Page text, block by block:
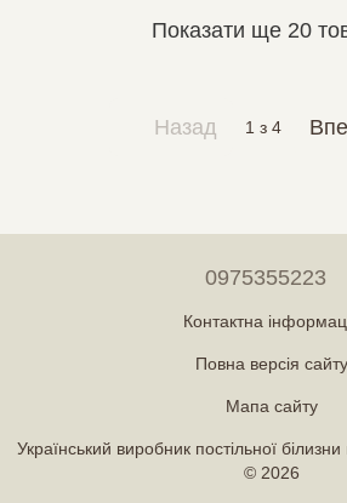
Показати ще 20
Назад 1 з 4
0975355223
Контактна
Повна версія сайту
Мапа сайту
Український виробник постільної
© 2026